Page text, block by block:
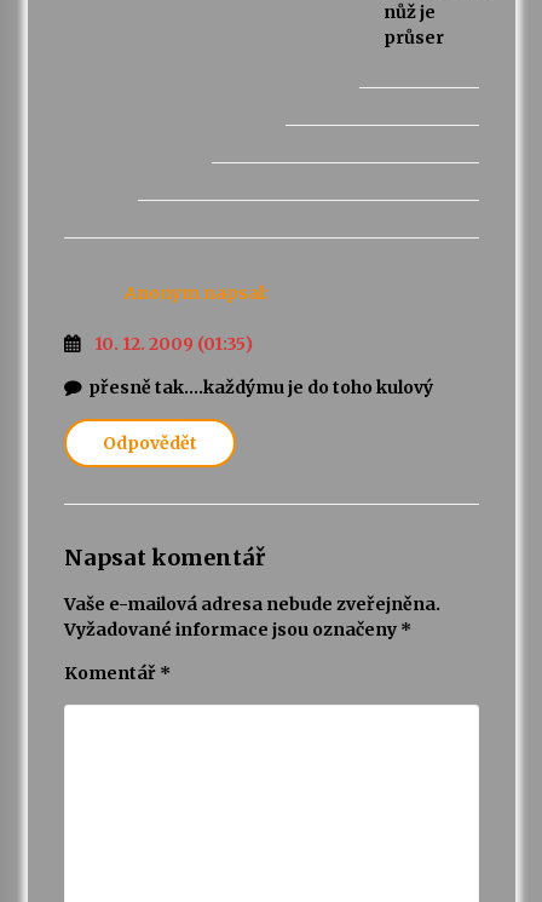
nůž je
průser
Anonym napsal:
10. 12. 2009 (01:35)
přesně tak….každýmu je do toho kulový
Odpovědět
Napsat komentář
Vaše e-mailová adresa nebude zveřejněna.
Vyžadované informace jsou označeny *
Komentář *